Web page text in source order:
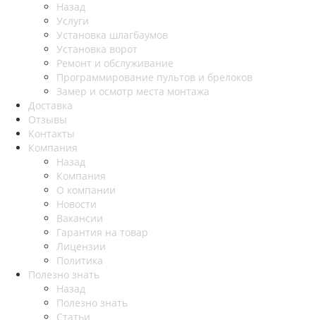
Назад
Услуги
Установка шлагбаумов
Установка ворот
Ремонт и обслуживание
Программирование пультов и брелоков
Замер и осмотр места монтажа
Доставка
Отзывы
Контакты
Компания
Назад
Компания
О компании
Новости
Вакансии
Гарантия на товар
Лицензии
Политика
Полезно знать
Назад
Полезно знать
Статьи